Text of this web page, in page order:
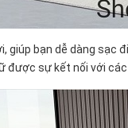
giúp bạn dễ dàng sạc
được sự kết nối với